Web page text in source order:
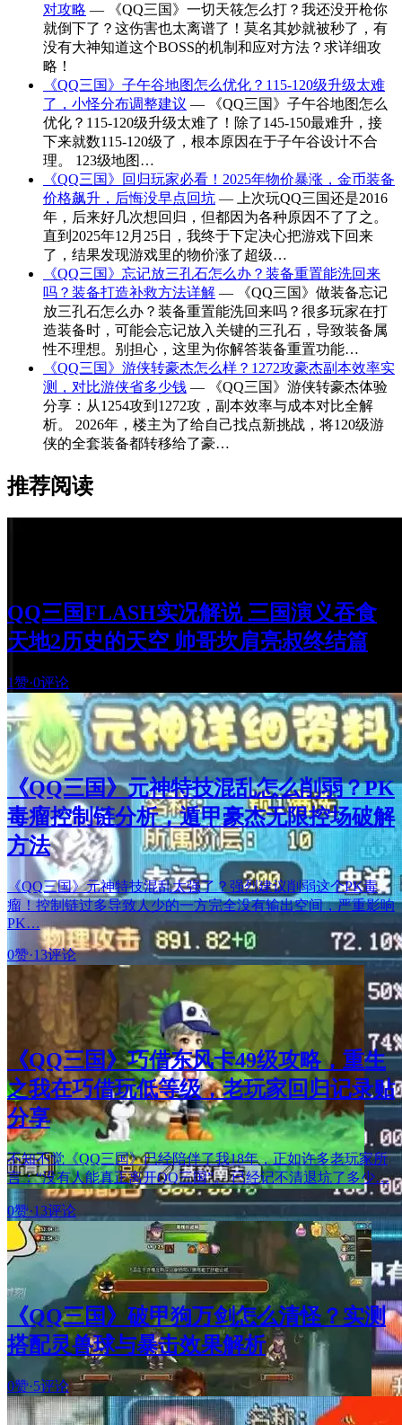
对攻略 — 《QQ三国》一切天筱怎么打？我还没开枪你
就倒下了？这伤害也太离谱了！莫名其妙就被秒了，有
没有大神知道这个BOSS的机制和应对方法？求详细攻
略！
《QQ三国》子午谷地图怎么优化？115-120级升级太难
了，小怪分布调整建议 — 《QQ三国》子午谷地图怎么
优化？115-120级升级太难了！除了145-150最难升，接
下来就数115-120级了，根本原因在于子午谷设计不合
理。 123级地图…
《QQ三国》回归玩家必看！2025年物价暴涨，金币装备
价格飙升，后悔没早点回坑 — 上次玩QQ三国还是2016
年，后来好几次想回归，但都因为各种原因不了了之。
直到2025年12月25日，我终于下定决心把游戏下回来
了，结果发现游戏里的物价涨了超级…
《QQ三国》忘记放三孔石怎么办？装备重置能洗回来
吗？装备打造补救方法详解 — 《QQ三国》做装备忘记
放三孔石怎么办？装备重置能洗回来吗？很多玩家在打
造装备时，可能会忘记放入关键的三孔石，导致装备属
性不理想。别担心，这里为你解答装备重置功能…
《QQ三国》游侠转豪杰怎么样？1272攻豪杰副本效率实
测，对比游侠省多少钱 — 《QQ三国》游侠转豪杰体验
分享：从1254攻到1272攻，副本效率与成本对比全解
析。 2026年，楼主为了给自己找点新挑战，将120级游
侠的全套装备都转移给了豪…
推荐阅读
QQ三国FLASH实况解说 三国演义吞食
天地2历史的天空 帅哥坎肩亮叔终结篇
1赞·0评论
《QQ三国》元神特技混乱怎么削弱？PK
毒瘤控制链分析，遁甲豪杰无限控场破解
方法
《QQ三国》元神特技混乱太强了？强烈建议削弱这个PK毒
瘤！控制链过多导致人少的一方完全没有输出空间，严重影响
PK…
0赞·13评论
《QQ三国》巧借东风卡49级攻略，重生
之我在巧借玩低等级，老玩家回归记录贴
分享
不知不觉《QQ三国》已经陪伴了我18年，正如许多老玩家所
言：“没有人能真正离开QQ三国”。 已经记不清退坑了多少…
0赞·13评论
《QQ三国》破甲狗万剑怎么清怪？实测
搭配灵兽球与暴击效果解析
0赞·5评论